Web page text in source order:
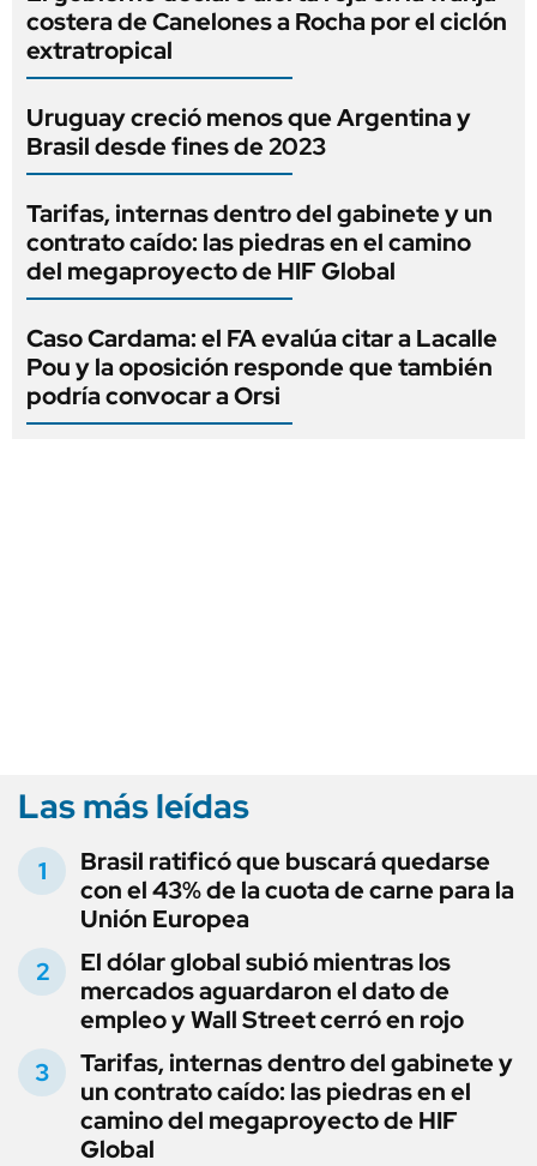
costera de Canelones a Rocha por el ciclón
extratropical
Uruguay creció menos que Argentina y
Brasil desde fines de 2023
Tarifas, internas dentro del gabinete y un
contrato caído: las piedras en el camino
del megaproyecto de HIF Global
Caso Cardama: el FA evalúa citar a Lacalle
Pou y la oposición responde que también
podría convocar a Orsi
Las más leídas
Brasil ratificó que buscará quedarse
con el 43% de la cuota de carne para la
Unión Europea
El dólar global subió mientras los
mercados aguardaron el dato de
empleo y Wall Street cerró en rojo
Tarifas, internas dentro del gabinete y
un contrato caído: las piedras en el
camino del megaproyecto de HIF
Global